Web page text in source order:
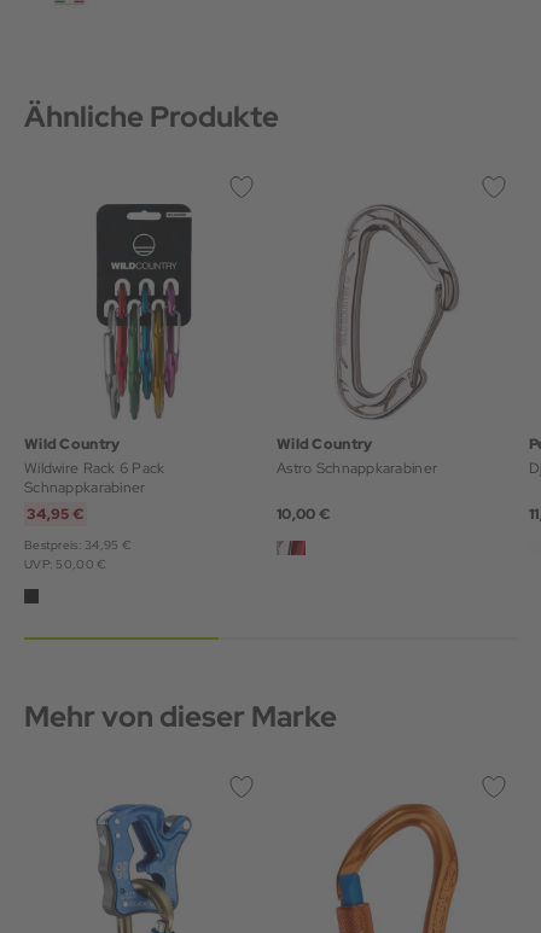
Ähnliche Produkte
Wild Country
Wildwire Rack 6 Pack
Schnappkarabiner
34,95 €
Bestpreis: 34,95 €
UVP: 50,00 €
Wild Country
Astro Schnappkarabiner
10,00 €
Mehr von dieser Marke